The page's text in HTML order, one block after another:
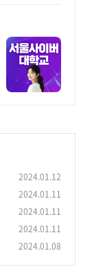
2024.01.12
2024.01.11
2024.01.11
2024.01.11
2024.01.08